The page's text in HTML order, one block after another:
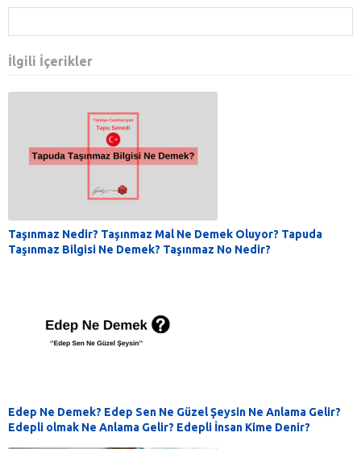
İlgili İçerikler
Taşınmaz Nedir? Taşınmaz Mal Ne Demek Oluyor? Tapuda
Taşınmaz Bilgisi Ne Demek? Taşınmaz No Nedir?
Edep Ne Demek? Edep Sen Ne Güzel Şeysin Ne Anlama Gelir?
Edepli olmak Ne Anlama Gelir? Edepli İnsan Kime Denir?